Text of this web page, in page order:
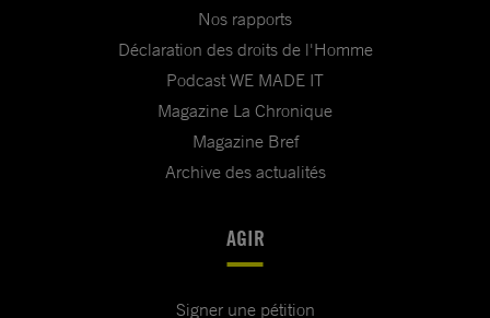
Nos rapports
Déclaration des droits de l'Homme
Podcast WE MADE IT
Magazine La Chronique
Magazine Bref
Archive des actualités
AGIR
Signer une pétition